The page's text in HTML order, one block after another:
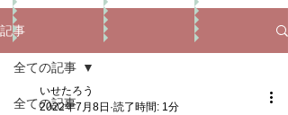
記事
全ての記事
全ての記事
いせたろう
2022年7月8日 読了時間: 1分